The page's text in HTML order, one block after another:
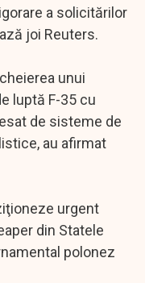
a solicitărilor
joi Reuters.
unui
luptă F-35 cu
de sisteme de
au afirmat
urgent
din Statele
polonez